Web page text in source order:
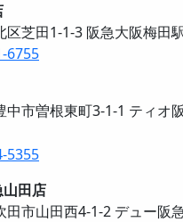
区芝田1-1-3 阪急大阪梅田
6755
中市曽根東町3-1-1 ティオ
5355
田店
田市山田西4-1-2 デュー阪